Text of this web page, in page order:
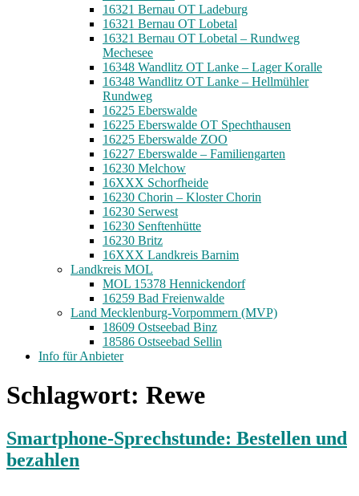
16321 Bernau OT Ladeburg
16321 Bernau OT Lobetal
16321 Bernau OT Lobetal – Rundweg
Mechesee
16348 Wandlitz OT Lanke – Lager Koralle
16348 Wandlitz OT Lanke – Hellmühler
Rundweg
16225 Eberswalde
16225 Eberswalde OT Spechthausen
16225 Eberswalde ZOO
16227 Eberswalde – Familiengarten
16230 Melchow
16XXX Schorfheide
16230 Chorin – Kloster Chorin
16230 Serwest
16230 Senftenhütte
16230 Britz
16XXX Landkreis Barnim
Landkreis MOL
MOL 15378 Hennickendorf
16259 Bad Freienwalde
Land Mecklenburg-Vorpommern (MVP)
18609 Ostseebad Binz
18586 Ostseebad Sellin
Info für Anbieter
Schlagwort: Rewe
Smartphone-Sprechstunde: Bestellen und
bezahlen